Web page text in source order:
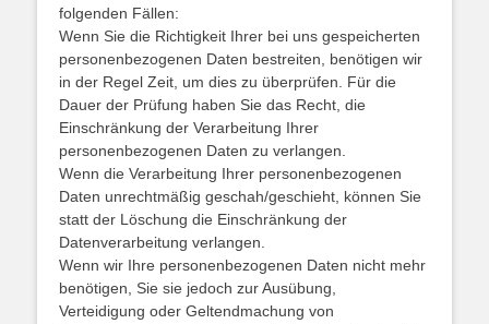
folgenden Fällen:
Wenn Sie die Richtigkeit Ihrer bei uns gespeicherten
personenbezogenen Daten bestreiten, benötigen wir
in der Regel Zeit, um dies zu überprüfen. Für die
Dauer der Prüfung haben Sie das Recht, die
Einschränkung der Verarbeitung Ihrer
personenbezogenen Daten zu verlangen.
Wenn die Verarbeitung Ihrer personenbezogenen
Daten unrechtmäßig geschah/geschieht, können Sie
statt der Löschung die Einschränkung der
Datenverarbeitung verlangen.
Wenn wir Ihre personenbezogenen Daten nicht mehr
benötigen, Sie sie jedoch zur Ausübung,
Verteidigung oder Geltendmachung von